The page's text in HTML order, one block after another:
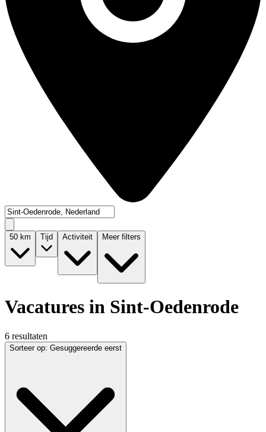
50 km Tijd Activiteit Meer filters
Vacatures in Sint-Oedenrode
6 resultaten
Sorteer op: Gesuggereerde eerst